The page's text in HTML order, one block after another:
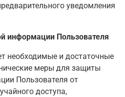
уведомления
информации Пользователя
необходимые и достаточные
меры для защиты
Пользователя от
доступа,